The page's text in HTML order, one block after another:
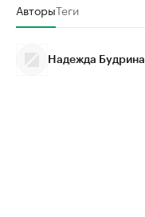
АвторыТеги
Надежда Будрина